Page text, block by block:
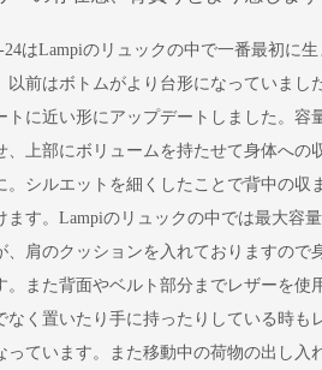
24はLampiのリュックの中で一番最初に
以前はボトムがより台形になっていまし
トに近い形にアップデートしました。容
、上部にボリュームを持たせて身体への
。シルエットを細くしたことで背中の収
ます。Lampiのリュックの中では最大容
、肩のクッションを入れておりますので
。また背面やベルト部分までレザーを使
なく置いたり手に持ったりしている時も
っています。また移動中の荷物の出し入